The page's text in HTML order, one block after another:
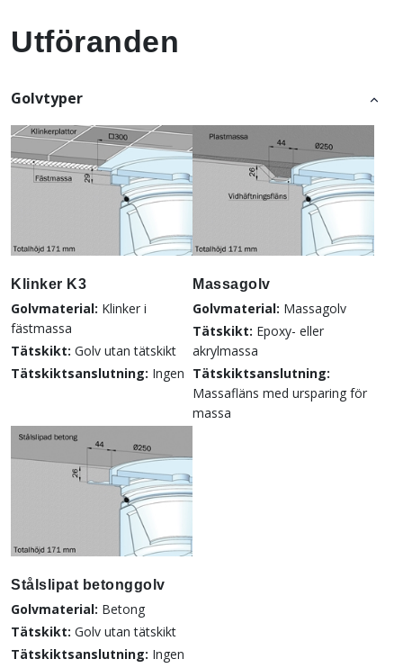
Utföranden
Golvtyper
Klinker K3
Golvmaterial: Klinker i
fästmassa
Tätskikt: Golv utan tätskikt
Tätskiktsanslutning: Ingen
Massagolv
Golvmaterial: Massagolv
Tätskikt: Epoxy- eller
akrylmassa
Tätskiktsanslutning:
Massafläns med ursparing för
massa
Stålslipat betonggolv
Golvmaterial: Betong
Tätskikt: Golv utan tätskikt
Tätskiktsanslutning: Ingen